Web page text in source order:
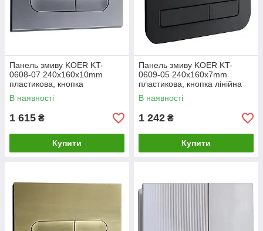
Панель змиву KOER KT-
0608-07 240x160x10mm
пластикова, кнопка
закруглена (колір графіт)
(KR6128)
В наявності
1 615 ₴
Купити
Панель змиву KOER KT-
0609-05 240x160x7mm
пластикова, кнопка лінійна
(колір чорний матовий)
(KR6131)
В наявності
1 242 ₴
Купити